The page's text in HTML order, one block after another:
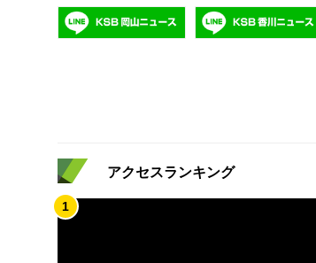
アクセスランキング
1